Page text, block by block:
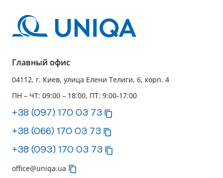
Главный офис
04112, г. Киев, улица Елени Телиги, 6, корп. 4
ПН – ЧТ: 09:00 – 18:00, ПТ: 9:00-17:00
+38 (097) 170 03 73
+38 (066) 170 03 73
+38 (093) 170 03 73
office@uniqa.ua